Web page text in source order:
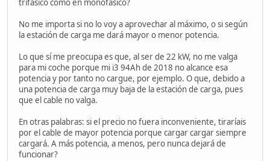
trifásico como en monofásico?
No me importa si no lo voy a aprovechar al máximo, o si según
la estación de carga me dará mayor o menor potencia.
Lo que sí me preocupa es que, al ser de 22 kW, no me valga
para mi coche porque mi i3 94Ah de 2018 no alcance esa
potencia y por tanto no cargue, por ejemplo. O que, debido a
una potencia de carga muy baja de la estación de carga, pues
que el cable no valga.
En otras palabras: si el precio no fuera inconveniente, tiraríais
por el cable de mayor potencia porque cargar cargar siempre
cargará. A más potencia, a menos, pero nunca dejará de
funcionar?